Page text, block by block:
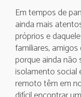
Em tempos de
ainda mais
próprios e
familiares,
porque ainda
isolamento social
remoto têm em